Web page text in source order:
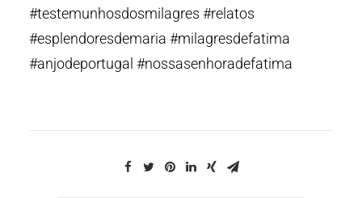
#testemunhosdosmilagres #relatos
#esplendoresdemaria #milagresdefatima
#anjodeportugal #nossasenhoradefatima